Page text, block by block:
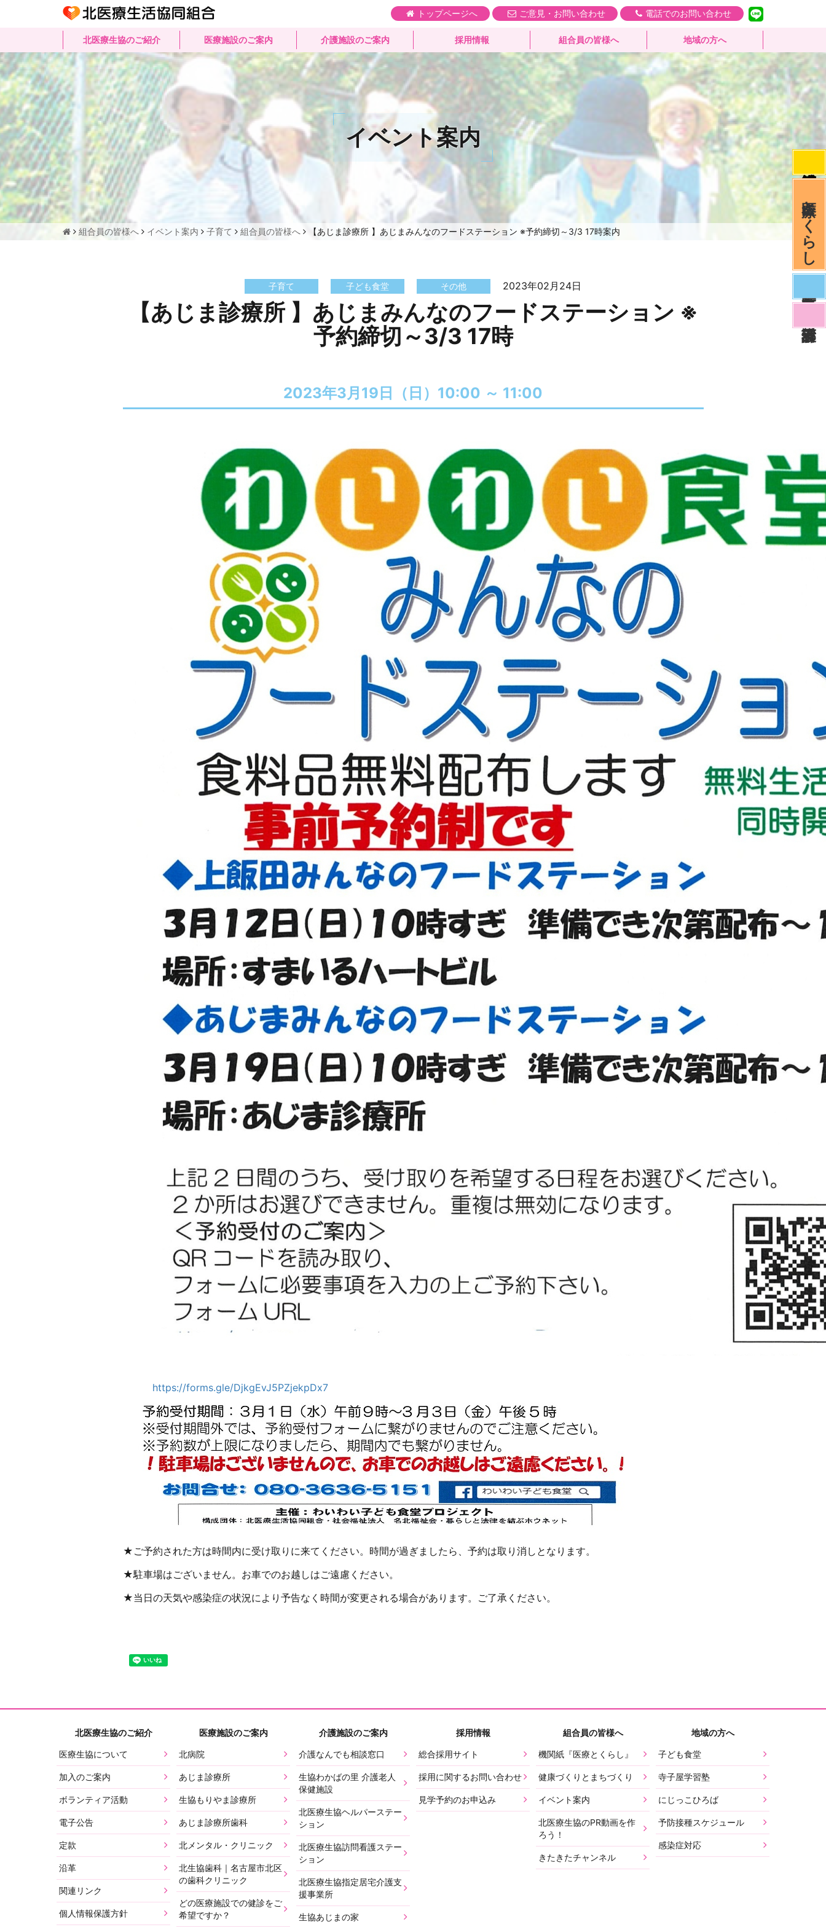
トップページへ ご意見・お問い合わせ 電話でのお問い合わせ
北医療生協のご紹介 医療施設のご案内 介護施設のご案内 採用情報 組合員の皆様へ 地域の方へ
イベント案内
組合員の皆様へ イベント案内 子育て 組合員の皆様へ 【あじま診療所 】あじまみんなのフードステーション ※予約締切～3/3 17時案内 医療とくらし
子育て 子ども食堂 その他 2023年02月24日
【あじま診療所 】あじまみんなのフードステーション ※
予約締切～3/3 17時
2023年3月19日（日） 10:00 ～ 11:00
https://forms.gle/DjkgEvJ5PZjekpDx7
★ご予約された方は時間内に受け取りに来てください。時間が過ぎましたら、予約は取り消しとなります。
★駐車場はございません。お車でのお越しはご遠慮ください。
★当日の天気や感染症の状況により予告なく時間が変更される場合があります。ご了承ください。
北医療生協のご紹介
医療生協について
加入のご案内
ボランティア活動
電子公告
定款
沿革
関連リンク
個人情報保護方針
医療施設のご案内
北病院
あじま診療所
生協もりやま診療所
あじま診療所歯科
北メンタル・クリニック
北生協歯科｜名古屋市北区
の歯科クリニック
どの医療施設での健診をご
希望ですか？
介護施設のご案内
介護なんでも相談窓口
生協わかばの里 介護老人
保健施設
北医療生協ヘルパーステー
ション
北医療生協訪問看護ステー
ション
北医療生協指定居宅介護支
援事業所
生協あじまの家
採用情報
総合採用サイト
採用に関するお問い合わせ
見学予約のお申込み
組合員の皆様へ
機関紙『医療とくらし』
健康づくりとまちづくり
イベント案内
北医療生協のPR動画を作
ろう！
きたきたチャンネル
地域の方へ
子ども食堂
寺子屋学習塾
にじっこひろば
予防接種スケジュール
感染症対応